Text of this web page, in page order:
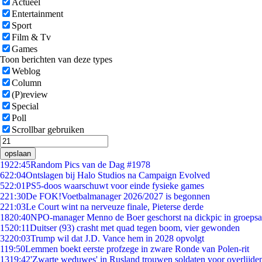
Actueel
Entertainment
Sport
Film & Tv
Games
Toon berichten van deze types
Weblog
Column
(P)review
Special
Poll
Scrollbar gebruiken
opslaan
1922:45Random Pics van de Dag #1978
622:04Ontslagen bij Halo Studios na Campaign Evolved
522:01PS5-doos waarschuwt voor einde fysieke games
221:30De FOK!Voetbalmanager 2026/2027 is begonnen
221:03Le Court wint na nerveuze finale, Pieterse derde
1820:40NPO-manager Menno de Boer geschorst na dickpic in
1520:11Duitser (93) crasht met quad tegen boom, vier gewonden
3220:03Trump wil dat J.D. Vance hem in 2028 opvolgt
119:50Lemmen boekt eerste profzege in zware Ronde van Polen-rit
1319:42'Zwarte weduwes' in Rusland trouwen soldaten voor